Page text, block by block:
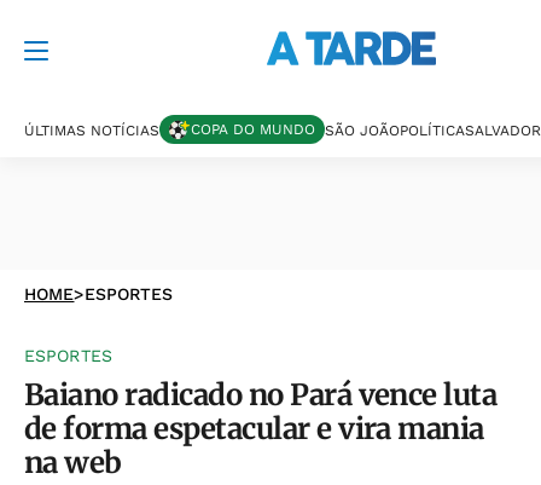
ÚLTIMAS NOTÍCIAS COPA DO MUNDO SÃO JOÃOPOLÍTICASALVADOR
HOME>ESPORTES
ESPORTES
Baiano radicado no Pará vence luta
de forma espetacular e vira mania
na web